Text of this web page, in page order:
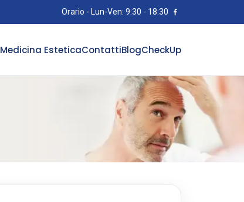
Orario - Lun-Ven: 9:30 - 18:30
Medicina EsteticaContattiBlogCheckUp